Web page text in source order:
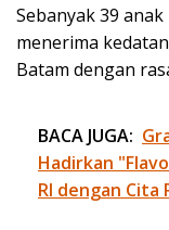
Sebanyak 39
menerima
Batam dengan
BACA JUGA:
Hadirkan
RI dengan Cita